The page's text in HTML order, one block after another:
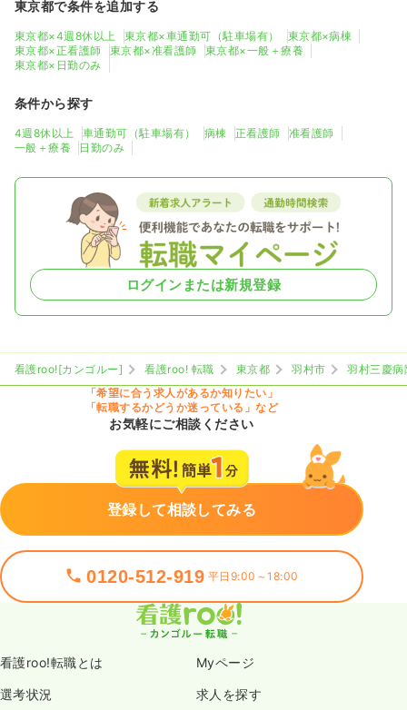
東京都で条件を追加する
東京都×4週8休以上 東京都×車通勤可（駐車場有）
東京都×病棟
東京都×正看護師
東京都×准看護師
東京都×一般＋療養
東京都×日勤のみ
条件から探す
4週8休以上 車通勤可（駐車場有） 病棟 正看護師
准看護師
一般＋療養
日勤のみ
ログインまたは新規登録
看護roo![カンゴルー] 看護roo! 転職 東京都 羽村市
羽村三慶病
「希望に合う求人があるか知りたい」
「転職するかどうか迷っている」など
お気軽にご相談ください
登録して相談してみる
0120-512-919 平日9:00～18:00
看護roo!転職とは Myページ
選考状況 求人を探す